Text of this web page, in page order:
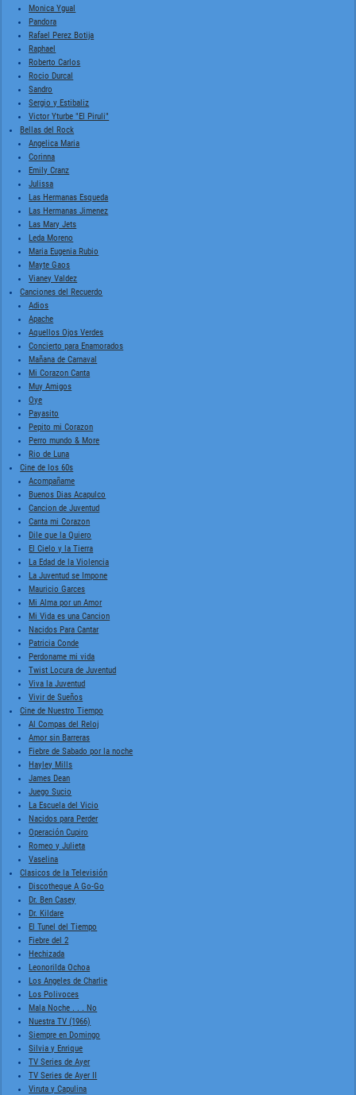
Monica Ygual
Pandora
Rafael Perez Botija
Raphael
Roberto Carlos
Rocio Durcal
Sandro
Sergio y Estibaliz
Victor Yturbe "El Piruli"
Bellas del Rock
Angelica Maria
Corinna
Emily Cranz
Julissa
Las Hermanas Esqueda
Las Hermanas Jimenez
Las Mary Jets
Leda Moreno
Maria Eugenia Rubio
Mayte Gaos
Vianey Valdez
Canciones del Recuerdo
Adios
Apache
Aquellos Ojos Verdes
Concierto para Enamorados
Mañana de Carnaval
Mi Corazon Canta
Muy Amigos
Oye
Payasito
Pepito mi Corazon
Perro mundo & More
Rio de Luna
Cine de los 60s
Acompañame
Buenos Dias Acapulco
Cancion de Juventud
Canta mi Corazon
Dile que la Quiero
El Cielo y la Tierra
La Edad de la Violencia
La Juventud se Impone
Mauricio Garces
Mi Alma por un Amor
Mi Vida es una Cancion
Nacidos Para Cantar
Patricia Conde
Perdoname mi vida
Twist Locura de Juventud
Viva la Juventud
Vivir de Sueños
Cine de Nuestro Tiempo
Al Compas del Reloj
Amor sin Barreras
Fiebre de Sabado por la noche
Hayley Mills
James Dean
Juego Sucio
La Escuela del Vicio
Nacidos para Perder
Operación Cupiro
Romeo y Julieta
Vaselina
Clasicos de la Televisión
Discotheque A Go-Go
Dr. Ben Casey
Dr. Kildare
El Tunel del Tiempo
Fiebre del 2
Hechizada
Leonorilda Ochoa
Los Angeles de Charlie
Los Polivoces
Mala Noche . . . No
Nuestra TV (1966)
Siempre en Domingo
Silvia y Enrique
TV Series de Ayer
TV Series de Ayer II
Viruta y Capulina